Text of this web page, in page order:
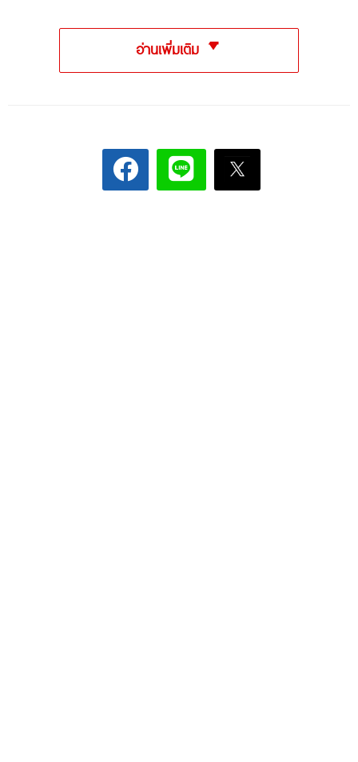
อ่านเพิ่มเติม